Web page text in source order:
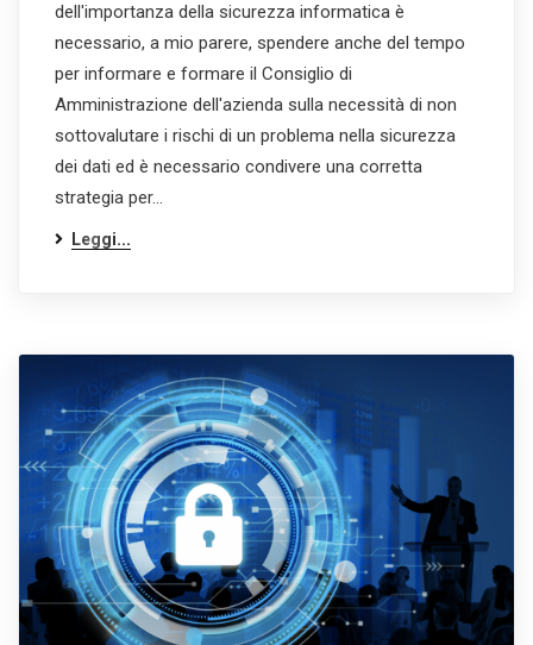
dell'importanza della sicurezza informatica è
necessario, a mio parere, spendere anche del tempo
per informare e formare il Consiglio di
Amministrazione dell'azienda sulla necessità di non
sottovalutare i rischi di un problema nella sicurezza
dei dati ed è necessario condivere una corretta
strategia per…
Leggi...